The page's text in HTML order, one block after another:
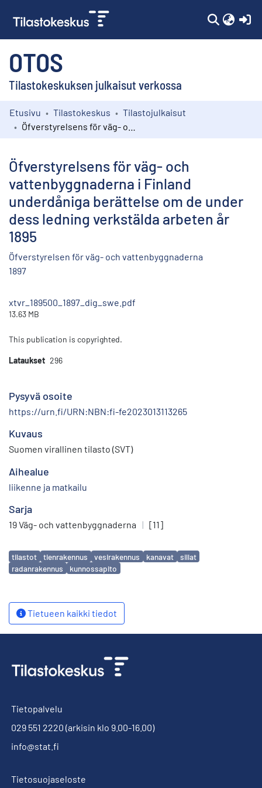
OTOS
Tilastokeskuksen julkaisut verkossa
Kokoelmat
Etusivu Tilastokeskus
Tilastojulkaisut
Öfverstyrelsens för väg- och
vattenbyggnaderna i Finland
underdåniga berättelse om de under
dess ledning verkstälda arbeten år
1895
Öfverstyrelsen för väg- och vattenbyggnaderna
1897
xtvr_189500_1897_dig_swe.pdf
13.63 MB
This publication is copyrighted.
Lataukset 296
Pysyvä osoite
https://urn.fi/URN:NBN:fi-fe2023013113265
Kuvaus
Suomen virallinen tilasto (SVT)
Aihealue
liikenne ja matkailu
Sarja
19 Väg- och vattenbyggnaderna | [11]
Avainsanat
tilastot tienrakennus vesirakennus kanavat
sillat
radanrakennus
kunnossapito
Tietueen kaikki tiedot
Tietopalvelu
029 551 2220 (arkisin klo 9.00-16.00)
info@stat.fi
Tietosuojaseloste